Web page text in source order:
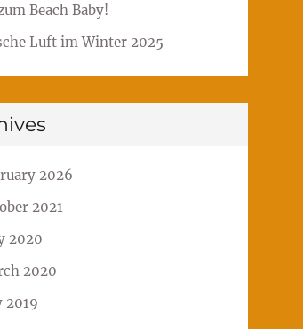
Beach Baby!
Luft im Winter 2025
2026
2021
2020
2020
2019